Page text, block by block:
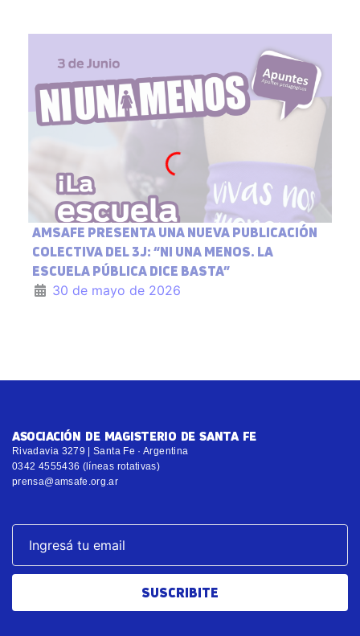
AMSAFE PRESENTA UNA NUEVA PUBLICACIÓN
COLECTIVA DEL 3J: “NI UNA MENOS. LA
ESCUELA PÚBLICA DICE BASTA”
30 de mayo de 2026
ASOCIACIÓN DE MAGISTERIO DE SANTA FE
Rivadavia 3279 | Santa Fe · Argentina
0342 4555436 (líneas rotativas)
prensa@amsafe.org.ar
SUSCRIBITE